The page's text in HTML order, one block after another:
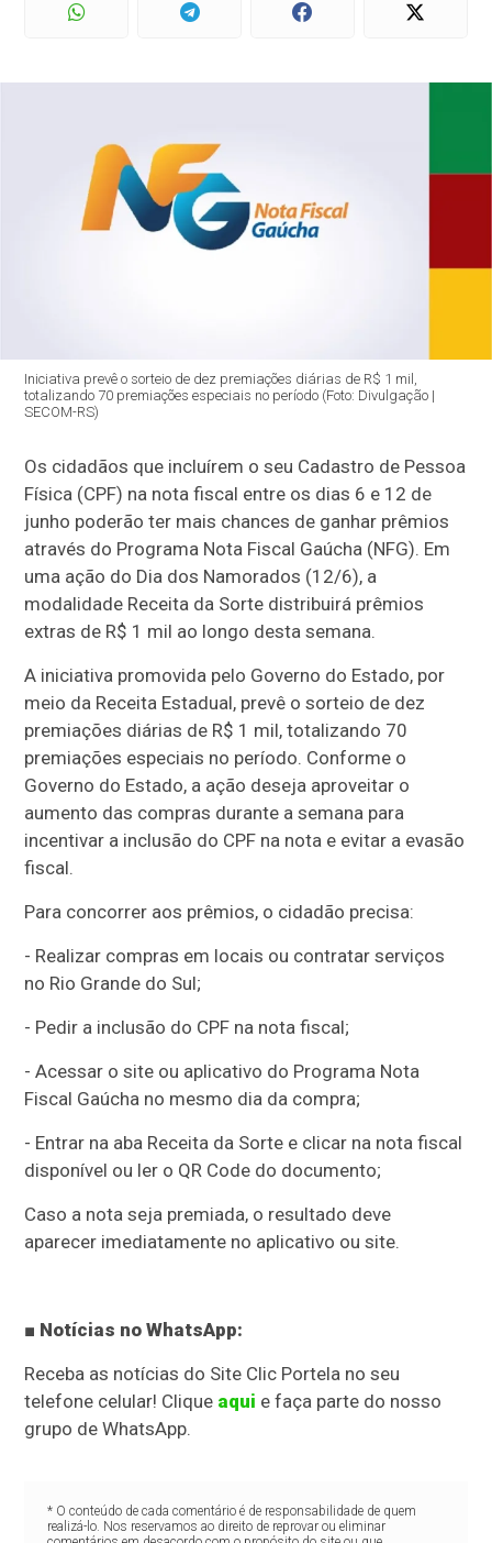
Iniciativa prevê o sorteio de dez premiações diárias de R$ 1 mil,
totalizando 70 premiações especiais no período (Foto: Divulgação |
SECOM-RS)
Os cidadãos que incluírem o seu Cadastro de Pessoa
Física (CPF) na nota fiscal entre os dias 6 e 12 de
junho poderão ter mais chances de ganhar prêmios
através do Programa Nota Fiscal Gaúcha (NFG). Em
uma ação do Dia dos Namorados (12/6), a
modalidade Receita da Sorte distribuirá prêmios
extras de R$ 1 mil ao longo desta semana.
A iniciativa promovida pelo Governo do Estado, por
meio da Receita Estadual, prevê o sorteio de dez
premiações diárias de R$ 1 mil, totalizando 70
premiações especiais no período. Conforme o
Governo do Estado, a ação deseja aproveitar o
aumento das compras durante a semana para
incentivar a inclusão do CPF na nota e evitar a evasão
fiscal.
Para concorrer aos prêmios, o cidadão precisa:
- Realizar compras em locais ou contratar serviços
no Rio Grande do Sul;
- Pedir a inclusão do CPF na nota fiscal;
- Acessar o site ou aplicativo do Programa Nota
Fiscal Gaúcha no mesmo dia da compra;
- Entrar na aba Receita da Sorte e clicar na nota fiscal
disponível ou ler o QR Code do documento;
Caso a nota seja premiada, o resultado deve
aparecer imediatamente no aplicativo ou site.
■ Notícias no WhatsApp:
Receba as notícias do Site Clic Portela no seu
telefone celular! Clique aqui e faça parte do nosso
grupo de WhatsApp.
* O conteúdo de cada comentário é de responsabilidade de quem
realizá-lo. Nos reservamos ao direito de reprovar ou eliminar